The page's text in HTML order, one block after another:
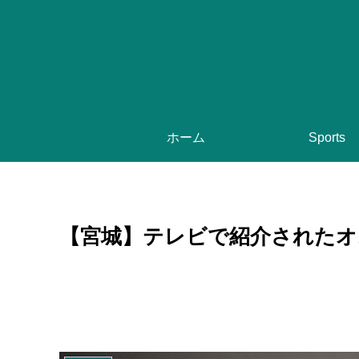
ホーム Sports
【宮城】テレビで紹介された